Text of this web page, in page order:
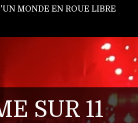
MONDE EN ROUE LIBRE
SUR 11